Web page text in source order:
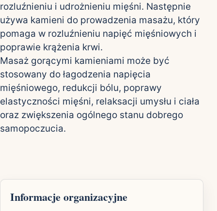
rozluźnieniu i udrożnieniu mięśni. Następnie
używa kamieni do prowadzenia masażu, który
pomaga w rozluźnieniu napięć mięśniowych i
poprawie krążenia krwi.
Masaż gorącymi kamieniami może być
stosowany do łagodzenia napięcia
mięśniowego, redukcji bólu, poprawy
elastyczności mięśni, relaksacji umysłu i ciała
oraz zwiększenia ogólnego stanu dobrego
samopoczucia.
Informacje organizacyjne